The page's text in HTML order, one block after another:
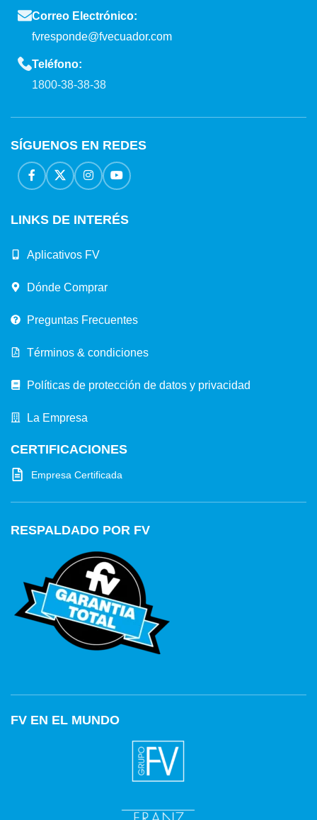
Correo Electrónico:
fvresponde@fvecuador.com
Teléfono:
1800-38-38-38
SÍGUENOS EN REDES
LINKS DE INTERÉS
Aplicativos FV
Dónde Comprar
Preguntas Frecuentes
Términos & condiciones
Políticas de protección de datos y privacidad
La Empresa
CERTIFICACIONES
Empresa Certificada
RESPALDADO POR FV
FV EN EL MUNDO